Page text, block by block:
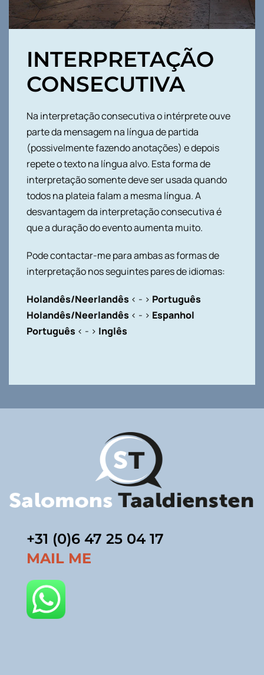
INTERPRETAÇÃO
CONSECUTIVA
Na interpretação consecutiva o intérprete ouve
parte da mensagem na língua de partida
(possivelmente fazendo anotações) e depois
repete o texto na língua alvo. Esta forma de
interpretação somente deve ser usada quando
todos na plateia falam a mesma língua. A
desvantagem da interpretação consecutiva é
que a duração do evento aumenta muito.
Pode contactar-me para ambas as formas de
interpretação nos seguintes pares de idiomas:
Holandês/Neerlandês < - > Português
Holandês/Neerlandês < - > Espanhol
Português < - > Inglês
+31 (0)6 47 25 04 17
MAIL ME